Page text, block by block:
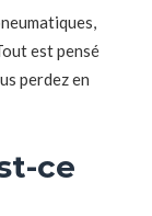
est pensé
perdez en
ce